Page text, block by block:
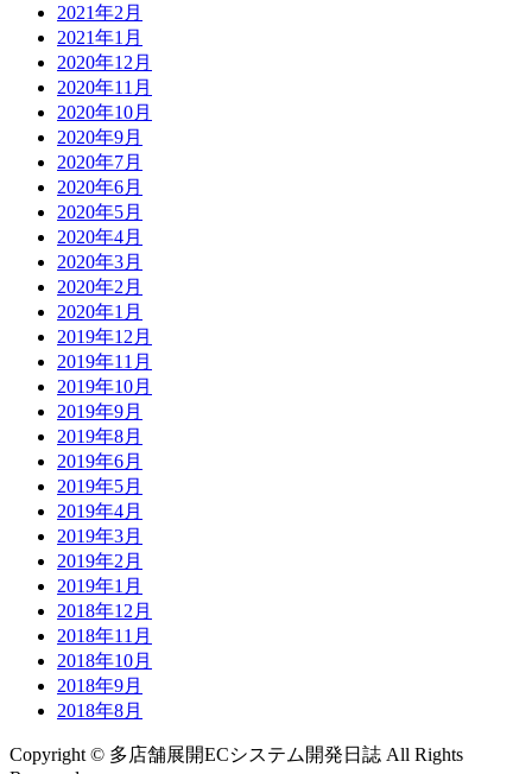
2021年2月
2021年1月
2020年12月
2020年11月
2020年10月
2020年9月
2020年7月
2020年6月
2020年5月
2020年4月
2020年3月
2020年2月
2020年1月
2019年12月
2019年11月
2019年10月
2019年9月
2019年8月
2019年6月
2019年5月
2019年4月
2019年3月
2019年2月
2019年1月
2018年12月
2018年11月
2018年10月
2018年9月
2018年8月
Copyright © 多店舗展開ECシステム開発日誌 All Rights